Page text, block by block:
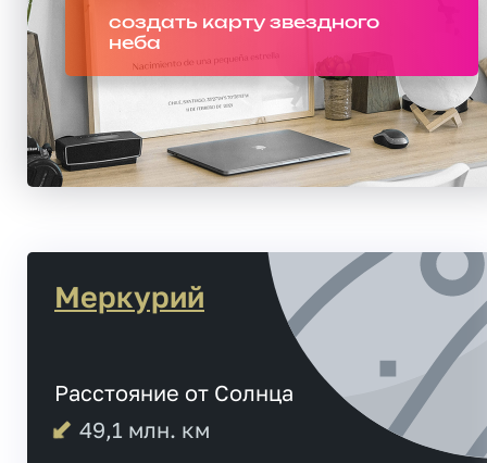
создать карту звездного
неба
Меркурий
Расстояние от Солнца
49,1 млн. км